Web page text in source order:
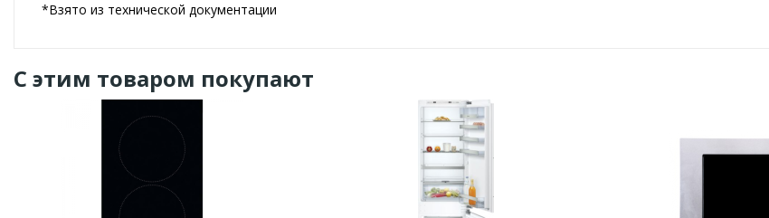
*Взято из технической документации
С этим товаром покупают